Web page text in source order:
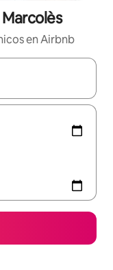
en Airbnb
navega con las